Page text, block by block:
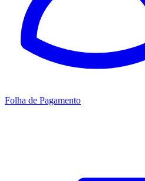
Folha de Pagamento